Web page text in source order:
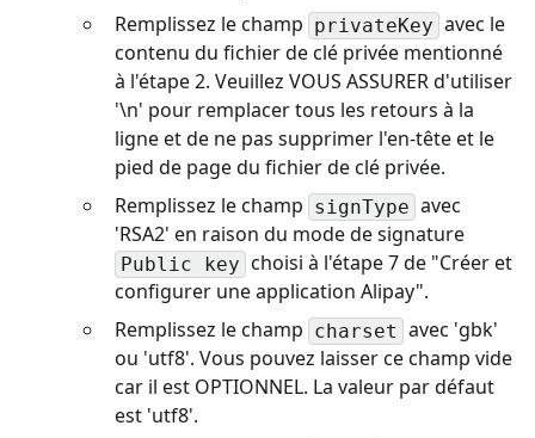
Remplissez le champ privateKey avec le
contenu du fichier de clé privée mentionné
à l'étape 2. Veuillez VOUS ASSURER d'utiliser
'\n' pour remplacer tous les retours à la
ligne et de ne pas supprimer l'en-tête et le
pied de page du fichier de clé privée.
Remplissez le champ signType avec
'RSA2' en raison du mode de signature
Public key choisi à l'étape 7 de "Créer et
configurer une application Alipay".
Remplissez le champ charset avec 'gbk'
ou 'utf8'. Vous pouvez laisser ce champ vide
car il est OPTIONNEL. La valeur par défaut
est 'utf8'.